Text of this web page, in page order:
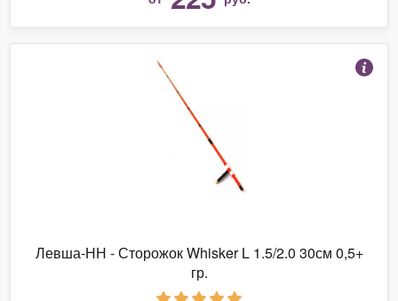
Левша-НН - Сторожок Whisker L 1.5/2.0 30см 0,5+
гр.